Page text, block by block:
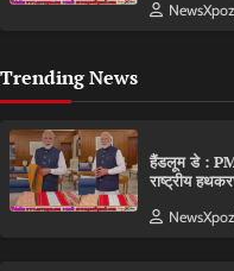
NewsXpoz
Trending News
हैंडलूम डे : PM
राष्ट्रीय
NewsXpoz